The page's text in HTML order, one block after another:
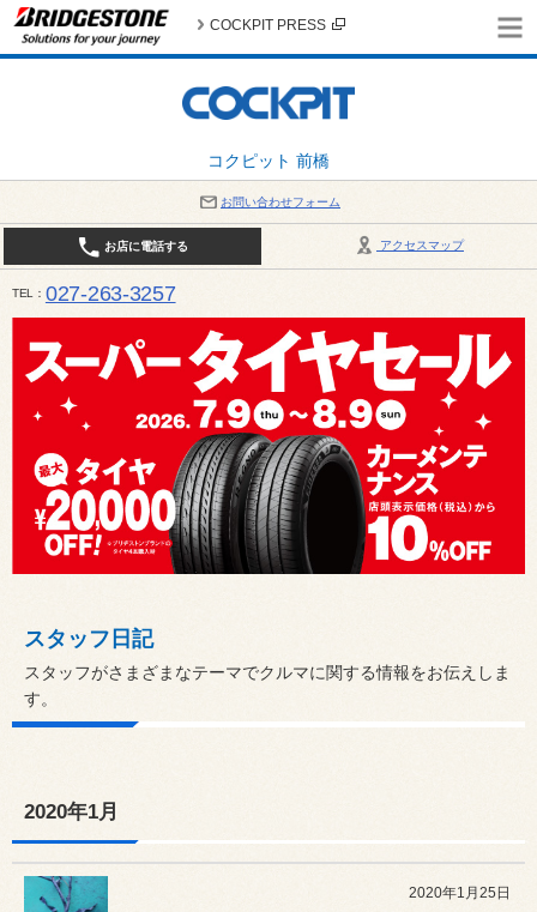
コクピット 前橋
COCKPIT PRESS
お問い合わせフォーム
アクセスマップ
お店に電話する
TEL 027-263-3257
10:00～19:00 / 定休日：8月の店休日 4日(火)、5日(水)、12日(水)〜16日(日)、18日(火)、19日(水)
スタッフ日記
スタッフがさまざまなテーマでクルマに関する情報をお伝えしま
す。
2020年1月
2020年1月25日